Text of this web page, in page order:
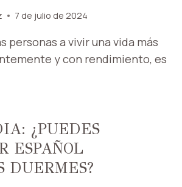
7 de julio de 2024
personas a vivir una vida más
y con rendimiento, es
¿PUEDES
ESPAÑOL
DUERMES?